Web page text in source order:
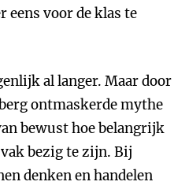
voor de klas te
al langer. Maar door
ontmaskerde mythe
bewust hoe belangrijk
bezig te zijn. Bij
denken en handelen